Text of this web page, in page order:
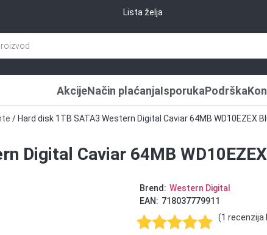
Lista želja
AkcijeNačin plaćanjaIsporukaPodrška
/ Hard disk 1TB SATA3 Western Digital Caviar 64MB WD10EZEX
Digital Caviar 64MB
Brend: Western Digital
EAN: 718037779911
(1 recenzija